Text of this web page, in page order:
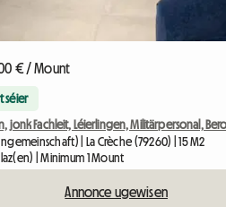
€ / Mount
séier
jonk Fachleit, Léierlingen, Militärpersonal,
| La Crèche (79260) | 15 M2
| Minimum 1 Mount
Annonce ugewisen